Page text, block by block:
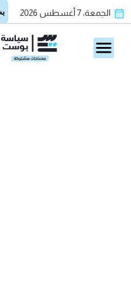
الجمعة، 7 أغسطس 2026